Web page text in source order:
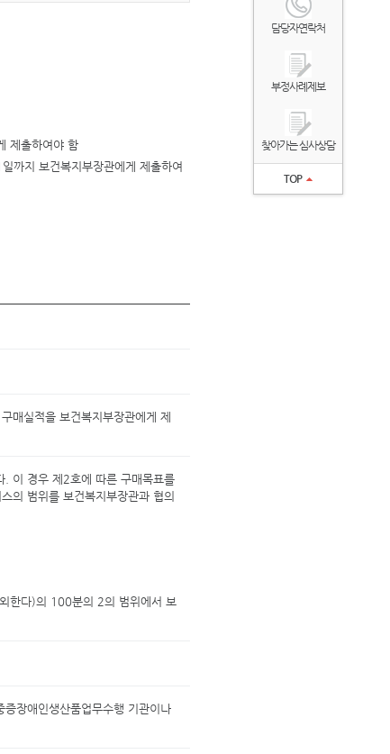
제출하여야 함
까지 보건복지부장관에게 제출하여
매실적을 보건복지부장관에게 제
이 경우 제2호에 따른 구매목표를
의 범위를 보건복지부장관과 협의
한다)의 100분의 2의 범위에서 보
장애인생산품업무수행 기관이나
담당자연락처
부정사례제보
찾아가는 심사상담
TOP